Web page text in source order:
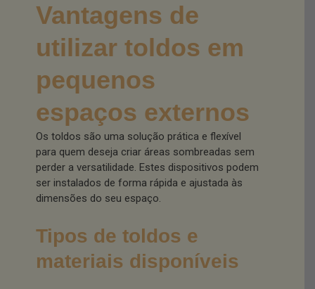
Vantagens de
utilizar toldos em
pequenos
espaços externos
Os toldos são uma solução prática e flexível
para quem deseja criar áreas sombreadas sem
perder a versatilidade. Estes dispositivos podem
ser instalados de forma rápida e ajustada às
dimensões do seu espaço.
Tipos de toldos e
materiais disponíveis